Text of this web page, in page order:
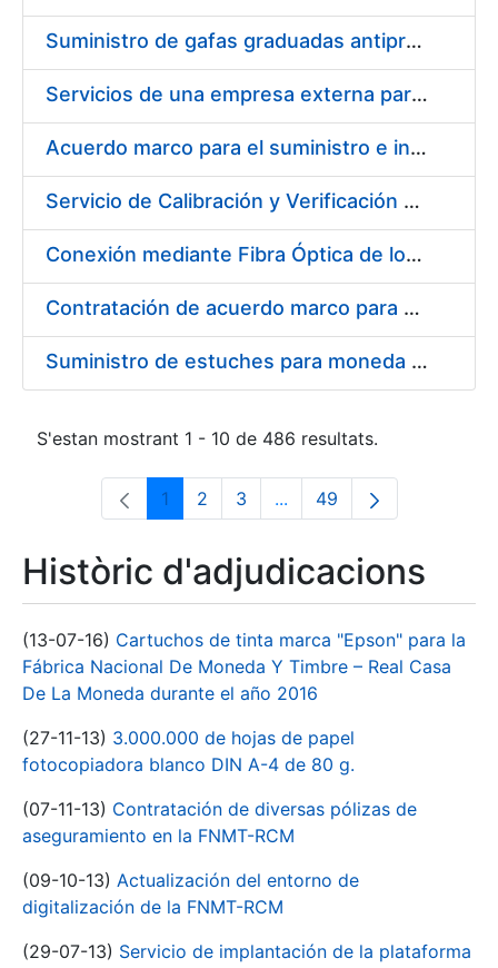
Suministro de gafas graduadas antiproyecciones para los trabajadores de la FNMT-RCM en los centros de trabajo de Madrid y Burgos
Servicios de una empresa externa para el asesoramiento y resolución de los recursos de alzada que se presentan relacionados con procesos de selección para la FNMT-RCM
Acuerdo marco para el suministro e instalación de persianas, estores y otros complementos
Servicio de Calibración y Verificación Externa de los Equipos de Medición del Servicio de Prevención de la FNMT-RCM
Conexión mediante Fibra Óptica de los Centros de Proceso de Datos (CPDs) de las sedes de la FNMT-RCM de Burgos y Madrid
Contratación de acuerdo marco para el Suministro de Material de Electricidad para la Fábrica Nacional de Moneda y Timbre-Real Casa de la Moneda en su centro de trabajo de Burgos
Suministro de estuches para moneda de 30 €
S'estan mostrant 1 - 10 de 486 resultats.
Pàgina
1 Pàgina
2 Pàgina
3 ...Pàgines intermèdies
Pàgina
49
Històric d'adjudicacions
(13-07-16) Cartuchos de tinta marca "Epson" para la
Fábrica Nacional De Moneda Y Timbre – Real Casa
De La Moneda durante el año 2016
(27-11-13) 3.000.000 de hojas de papel
fotocopiadora blanco DIN A-4 de 80 g.
(07-11-13) Contratación de diversas pólizas de
aseguramiento en la FNMT-RCM
(09-10-13) Actualización del entorno de
digitalización de la FNMT-RCM
(29-07-13) Servicio de implantación de la plataforma